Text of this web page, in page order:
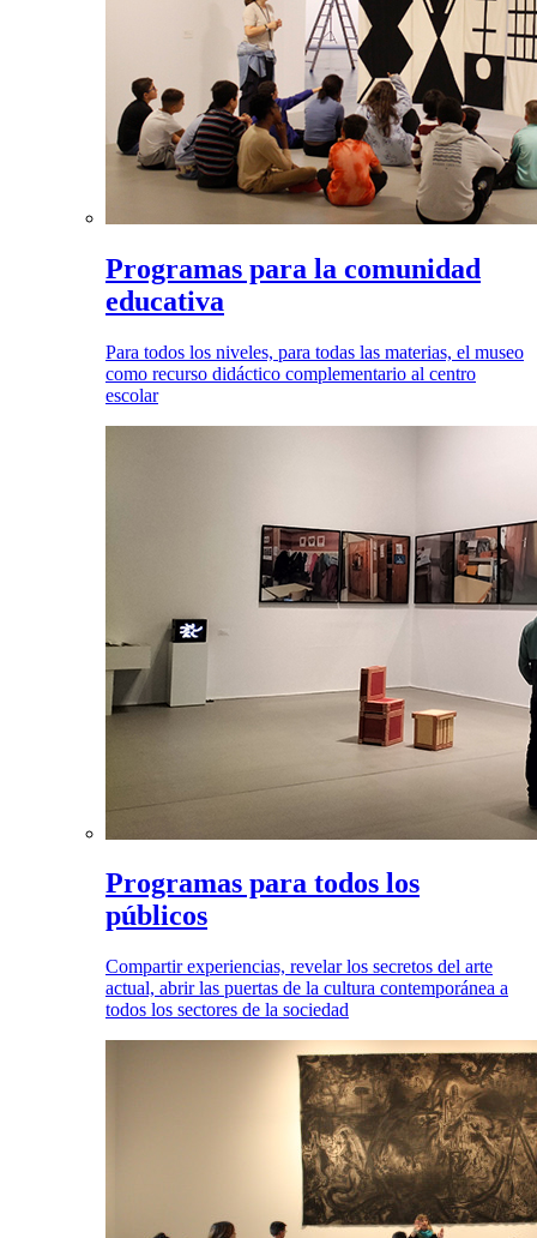
Programas para la comunidad
educativa
Para todos los niveles, para todas las materias, el museo
como recurso didáctico complementario al centro
escolar
Programas para todos los
públicos
Compartir experiencias, revelar los secretos del arte
actual, abrir las puertas de la cultura contemporánea a
todos los sectores de la sociedad